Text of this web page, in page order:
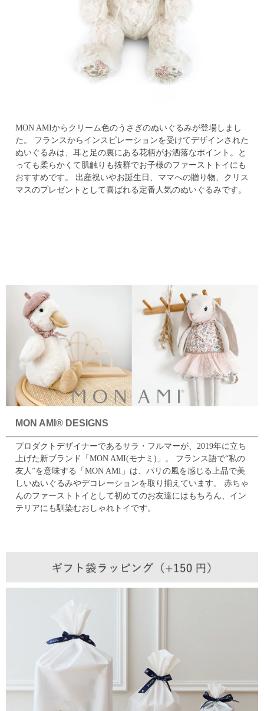
MON AMIからクリーム色のうさぎのぬいぐるみが登場しまし
た。
フランスからインスピレーションを受けてデザインされた
ぬいぐるみは、耳と足の裏にある花柄がお洒落なポイント。と
っても柔らかくて肌触りも抜群でお子様のファーストトイにも
おすすめです。
出産祝いやお誕生日、ママへの贈り物、クリス
マスのプレゼントとして喜ばれる定番人気のぬいぐるみです。
MON AMI® DESIGNS
プロダクトデザイナーであるサラ・フルマーが、2019年に立ち
上げた新ブランド「MON AMI(モナミ)」。
フランス語で“私の
友人”を意味する「MON AMI」は、パリの風を感じる上品で美
しいぬいぐるみやデコレーションを取り揃えています。
赤ちゃ
んのファーストトイとして初めてのお友達にはもちろん、イン
テリアにも馴染むおしゃれトイです。